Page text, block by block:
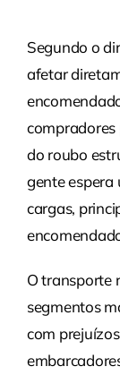
Segundo o
afetar
compradores
do roubo
gente espera
cargas,
O transporte
segmentos
com